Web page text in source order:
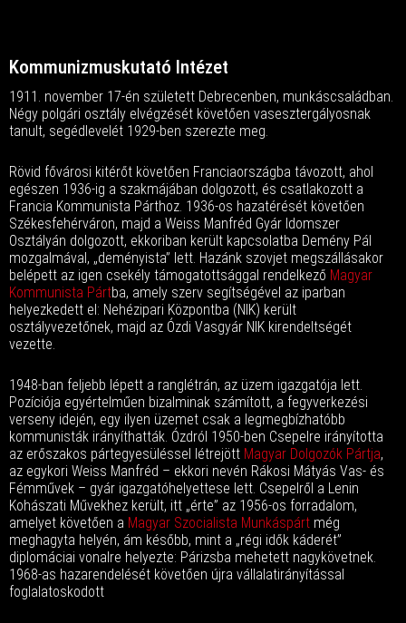
Kommunizmuskutató Intézet
1911. november 17-én született Debrecenben, munkáscsaládban.
Négy polgári osztály elvégzését követően vasesztergályosnak
tanult, segédlevelét 1929-ben szerezte meg.
Rövid fővárosi kitérőt követően Franciaországba távozott, ahol
egészen 1936-ig a szakmájában dolgozott, és csatlakozott a
Francia Kommunista Párthoz. 1936-os hazatérését követően
Székesfehérváron, majd a Weiss Manfréd Gyár Idomszer
Osztályán dolgozott, ekkoriban került kapcsolatba Demény Pál
mozgalmával, „deményista” lett. Hazánk szovjet megszállásakor
belépett az igen csekély támogatottsággal rendelkező Magyar
Kommunista Pártba, amely szerv segítségével az iparban
helyezkedett el: Nehézipari Központba (NIK) került
osztályvezetőnek, majd az Ózdi Vasgyár NIK kirendeltségét
vezette.
1948-ban feljebb lépett a ranglétrán, az üzem igazgatója lett.
Pozíciója egyértelműen bizalminak számított, a fegyverkezési
verseny idején, egy ilyen üzemet csak a legmegbízhatóbb
kommunisták irányíthatták. Ózdról 1950-ben Csepelre irányította
az erőszakos pártegyesüléssel létrejött Magyar Dolgozók Pártja,
az egykori Weiss Manfréd – ekkori nevén Rákosi Mátyás Vas- és
Fémművek – gyár igazgatóhelyettese lett. Csepelről a Lenin
Kohászati Művekhez került, itt „érte” az 1956-os forradalom,
amelyet követően a Magyar Szocialista Munkáspárt még
meghagyta helyén, ám később, mint a „régi idők káderét”
diplomáciai vonalre helyezte: Párizsba mehetett nagykövetnek.
1968-as hazarendelését követően újra vállalatirányítással
foglalatoskodott